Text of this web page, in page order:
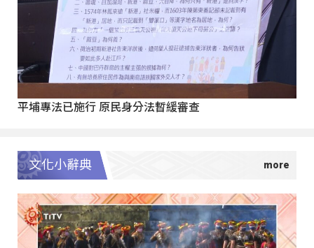
平埔專法已施行 原民身分法暫緩審查
文化小辭典